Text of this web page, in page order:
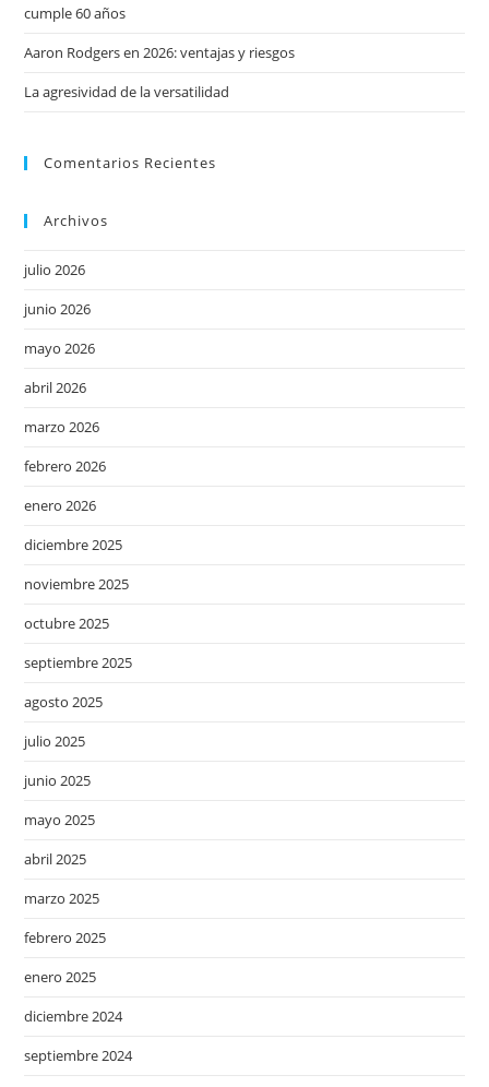
cumple 60 años
Aaron Rodgers en 2026: ventajas y riesgos
La agresividad de la versatilidad
Comentarios Recientes
Archivos
julio 2026
junio 2026
mayo 2026
abril 2026
marzo 2026
febrero 2026
enero 2026
diciembre 2025
noviembre 2025
octubre 2025
septiembre 2025
agosto 2025
julio 2025
junio 2025
mayo 2025
abril 2025
marzo 2025
febrero 2025
enero 2025
diciembre 2024
septiembre 2024